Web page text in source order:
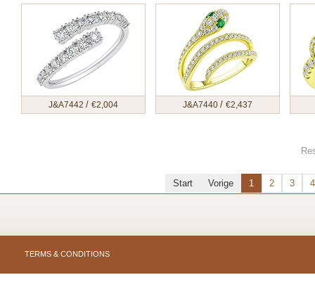
J&A7442 / €2,004 J&A7440 / €2,437
Start Vorige 1 2 3 4
TERMS & CONDITIONS